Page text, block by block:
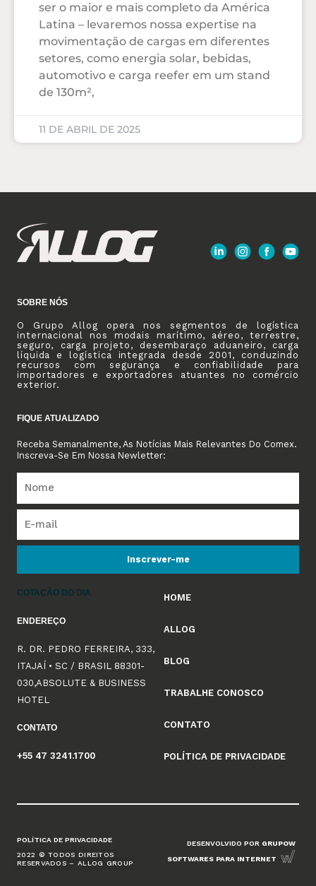
ser o maior e mais completo da América
Latina – levaremos nossa expertise na
movimentação de cargas em diferentes
setores, como energia solar, bebidas,
automotivo e carga reefer em um stand
de 130m²,
11 DE ABRIL DE 2025
SOBRE NÓS
O Grupo Allog opera nos segmentos de logística
internacional nos modais marítimo, aéreo, terrestre,
seguro, carga projeto, desembaraço aduaneiro, carga
líquida e logística integrada desde 2001, conduzindo
recursos com segurança e confiabilidade para
importadores e exportadores atuantes no comércio
exterior.
FIQUE ATUALIZADO
Receba Semanalmente, As Notícias Mais Relevantes Do Comex.
Inscreva-Se Em Nossa Newletter:
Inscrever-me
COTAÇÃO DO DIA
ENDEREÇO
R. DR. PEDRO FERREIRA, 333,
ITAJAÍ • SC / BRASIL 88301-
030,ABSOLUTE & BUSINESS
HOTEL
CONTATO
+55 47 3241.1700
HOME
ALLOG
BLOG
TRABALHE CONOSCO
CONTATO
POLÍTICA DE PRIVACIDADE
POLÍTICA DE PRIVACIDADE
2022 © TODOS DIREITOS
RESERVADOS – ALLOG GROUP
DESENVOLVIDO POR GRUPOW
SOFTWARES PARA INTERNET